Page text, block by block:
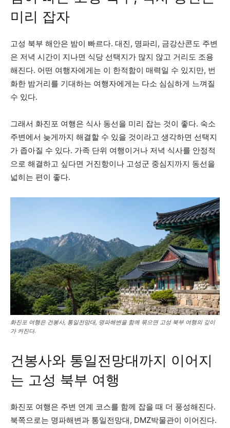
미리 잡자
고성 북부 해안은 밤이 빠르다. 대진, 명파리, 금강산콘도 주변
은 저녁 시간이 지나면 식당 선택지가 많지 않고 거리도 조용
해진다. 어떤 여행자에게는 이 한적함이 매력일 수 있지만, 번
화한 밤거리를 기대하는 여행자에게는 다소 심심하게 느껴질
수 있다.
그래서 화진포 여행은 식사 동선을 미리 잡는 것이 좋다. 숙소
주변에서 늦게까지 해결할 수 있을 것이라고 생각하면 선택지
가 좁아질 수 있다. 가족 단위 여행이거나 저녁 식사를 안정적
으로 해결하고 싶다면 거진항이나 고성군 중심지까지 동선을
넓히는 편이 좋다.
화진포 여행은 건봉사, 통일전망대, 명파해변을 함께 묶으면 고성 북부 여행의 깊이
가 커진다.
건봉사와 통일전망대까지 이어지
는 고성 북부 여행
화진포 여행은 주변 연계 코스를 함께 잡을 때 더 풍성해진다.
북쪽으로는 명파해변과 통일전망대, DMZ박물관이 이어진다.